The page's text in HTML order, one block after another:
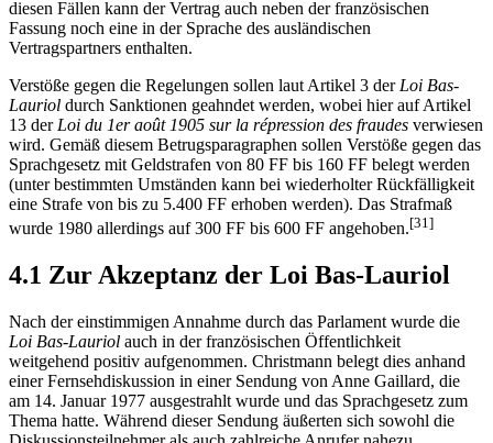
diesen Fällen kann der Vertrag auch neben der französischen
Fassung noch eine in der Sprache des ausländischen
Vertragspartners enthalten.
Verstöße gegen die Regelungen sollen laut Artikel 3 der Loi Bas-
Lauriol durch Sanktionen geahndet werden, wobei hier auf Artikel
13 der Loi du 1er août 1905 sur la répression des fraudes verwiesen
wird. Gemäß diesem Betrugsparagraphen sollen Verstöße gegen das
Sprachgesetz mit Geldstrafen von 80 FF bis 160 FF belegt werden
(unter bestimmten Umständen kann bei wiederholter Rückfälligkeit
eine Strafe von bis zu 5.400 FF erhoben werden). Das Strafmaß
wurde 1980 allerdings auf 300 FF bis 600 FF angehoben.[31]
4.1 Zur Akzeptanz der Loi Bas-Lauriol
Nach der einstimmigen Annahme durch das Parlament wurde die
Loi Bas-Lauriol auch in der französischen Öffentlichkeit
weitgehend positiv aufgenommen. Christmann belegt dies anhand
einer Fernsehdiskussion in einer Sendung von Anne Gaillard, die
am 14. Januar 1977 ausgestrahlt wurde und das Sprachgesetz zum
Thema hatte. Während dieser Sendung äußerten sich sowohl die